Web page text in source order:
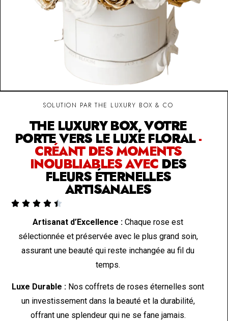
SOLUTION PAR THE LUXURY BOX & CO
THE LUXURY BOX, VOTRE
PORTE VERS LE LUXE FLORAL-
CRÉANT DES MOMENTS
INOUBLIABLES AVEC DES
FLEURS ÉTERNELLES
ARTISANALES
    
Artisanat d’Excellence : Chaque rose est
sélectionnée et préservée avec le plus grand soin,
assurant une beauté qui reste inchangée au fil du
temps.
Luxe Durable : Nos coffrets de roses éternelles sont
un investissement dans la beauté et la durabilité,
offrant une splendeur qui ne se fane jamais.